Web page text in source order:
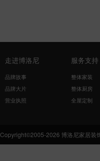
走进博洛尼
品牌故事
品牌大片
营业执照
服务支持
整体家装
整体厨房
全屋定制
Copyright©2005-2026 博洛尼家居装